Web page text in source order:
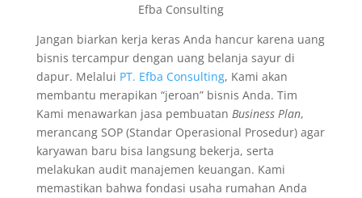
Efba Consulting
Jangan biarkan kerja keras Anda hancur karena uang
bisnis tercampur dengan uang belanja sayur di
dapur. Melalui PT. Efba Consulting, Kami akan
membantu merapikan “jeroan” bisnis Anda. Tim
Kami menawarkan jasa pembuatan Business Plan,
merancang SOP (Standar Operasional Prosedur) agar
karyawan baru bisa langsung bekerja, serta
melakukan audit manajemen keuangan. Kami
memastikan bahwa fondasi usaha rumahan Anda